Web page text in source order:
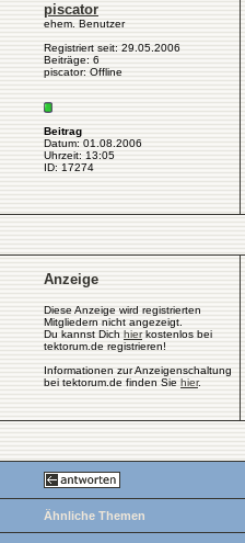
piscator
ehem. Benutzer
Registriert seit: 29.05.2006
Beiträge: 6
piscator: Offline
Beitrag
Datum: 01.08.2006
Uhrzeit: 13:05
ID: 17274
Anzeige
Diese Anzeige wird registrierten
Mitgliedern nicht angezeigt.
Du kannst Dich hierkostenlos bei
tektorum.de registrieren!
Informationen zur Anzeigenschaltung
bei tektorum.de finden Sie hier.
Ähnliche Themen